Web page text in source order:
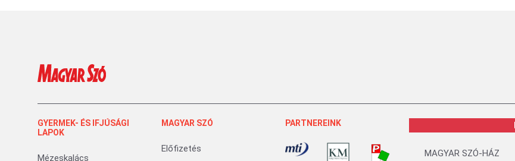
GYERMEK- ÉS IFJÚSÁGI
LAPOK
Mézeskalács
MAGYAR SZÓ
Előfizetés
PARTNEREINK
MAGYAR SZÓ-HÁZ